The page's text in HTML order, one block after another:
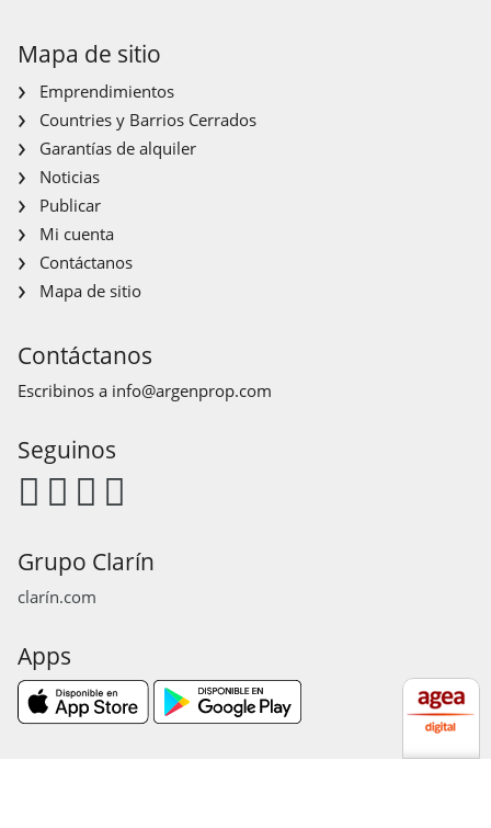
Mapa de sitio
Emprendimientos
Countries y Barrios Cerrados
Garantías de alquiler
Noticias
Publicar
Mi cuenta
Contáctanos
Mapa de sitio
Contáctanos
Escribinos a info@argenprop.com
Seguinos
Grupo Clarín
clarín.com
Apps